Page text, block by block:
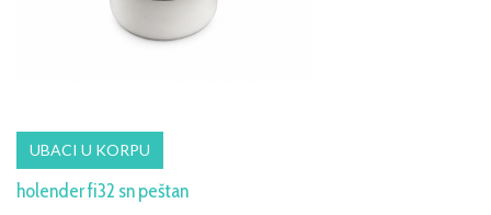
holender fi32 sn peštan